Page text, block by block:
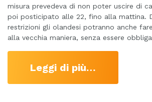
misura prevedeva di non poter uscire di
poi posticipato alle 22, fino alla mattina.
restrizioni gli olandesi potranno anche
alla vecchia maniera, senza essere
Leggi di più…